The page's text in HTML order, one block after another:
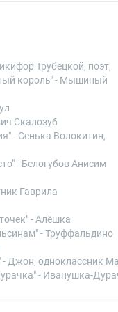
Трубецкой, поэт,
король" - Мышиный
Скалозуб
- Сенька Волокитин,
- Белогубов Анисим
Гаврила
- Алёшка
- Труффальдино
Джон, одноклассник
- Иванушка-